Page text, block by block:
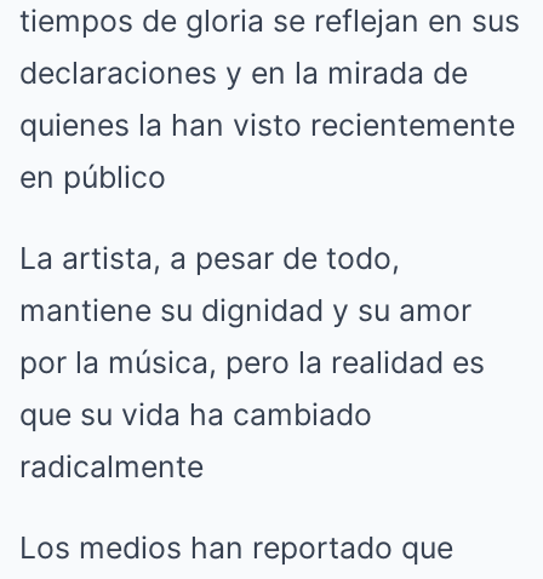
tiempos de gloria se reflejan en sus
declaraciones y en la mirada de
quienes la han visto recientemente
en público
La artista, a pesar de todo,
mantiene su dignidad y su amor
por la música, pero la realidad es
que su vida ha cambiado
radicalmente
Los medios han reportado que